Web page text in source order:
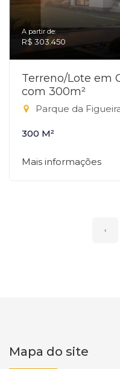
A partir de:
R$ 303.450
Terreno/Lote em
com 300m²
Parque da
300 M²
Mais informações
‹
Mapa do site